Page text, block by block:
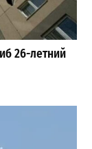
26-летний